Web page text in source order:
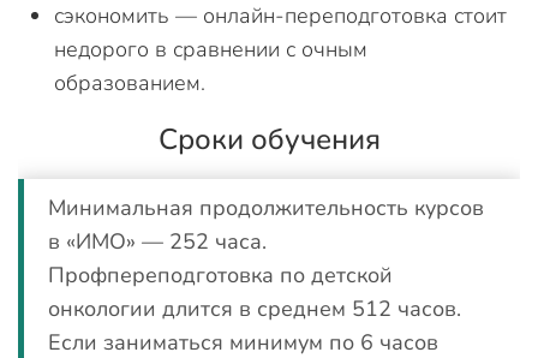
сэкономить — онлайн-переподготовка стоит
недорого в сравнении с очным
образованием.
Сроки обучения
Минимальная продолжительность курсов
в «ИМО» — 252 часа.
Профпереподготовка по детской
онкологии длится в среднем 512 часов.
Если заниматься минимум по 6 часов